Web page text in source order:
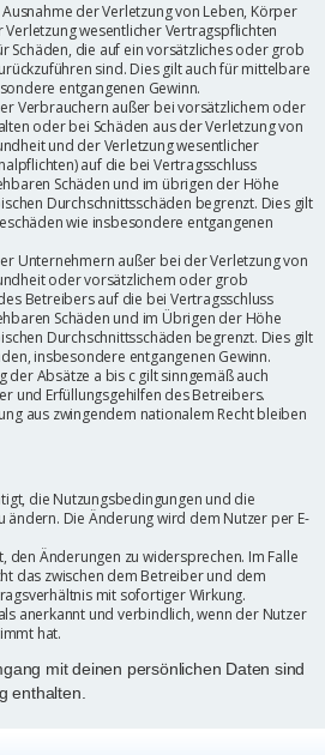
der Verletzung von Leben, Körper
wesentlicher Vertragspflichten
Schäden, die auf ein vorsätzliches oder grob
sind. Dies gilt auch für mittelbare
entgangenen Gewinn.
Verbrauchern außer bei vorsätzlichem oder
oder bei Schäden aus der Verletzung von
und der Verletzung wesentlicher
auf die bei Vertragsschluss
Schäden und im übrigen der Höhe
Durchschnittsschäden begrenzt. Dies gilt
wie insbesondere entgangenen
Unternehmern außer bei der Verletzung von
oder vorsätzlichem oder grob
Betreibers auf die bei Vertragsschluss
Schäden und im Übrigen der Höhe
Durchschnittsschäden begrenzt. Dies gilt
insbesondere entgangenen Gewinn.
der Absätze a bis c gilt sinngemäß auch
und Erfüllungsgehilfen des Betreibers.
aus zwingendem nationalem Recht bleiben
die Nutzungsbedingungen und die
ändern. Die Änderung wird dem Nutzer per E-
den Änderungen zu widersprechen. Im Falle
das zwischen dem Betreiber und dem
mit sofortiger Wirkung.
anerkannt und verbindlich, wenn der Nutzer
hat.
mit deinen persönlichen Daten sind
enthalten.